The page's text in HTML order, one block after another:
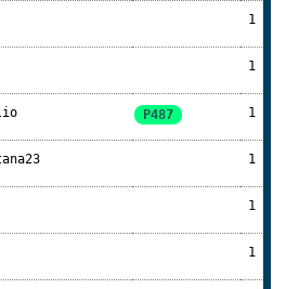
1
1
P487 1
1
1
1